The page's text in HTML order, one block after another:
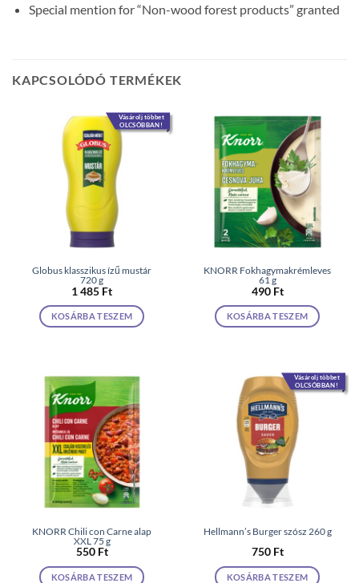
Special mention for “Non-wood forest products” granted
KAPCSOLÓDÓ TERMÉKEK
Vásárolj többet
OLCSÓBBAN!
Globus klasszikus ízű mustár
720 g
1 485 Ft
KOSÁRBA TESZEM
KNORR Fokhagymakrémleves
61 g
490 Ft
KOSÁRBA TESZEM
KNORR Chili con Carne alap
XXL 75 g
550 Ft
KOSÁRBA TESZEM
Vásárolj többet
OLCSÓBBAN!
Hellmann’s Burger szósz 260 g
750 Ft
KOSÁRBA TESZEM